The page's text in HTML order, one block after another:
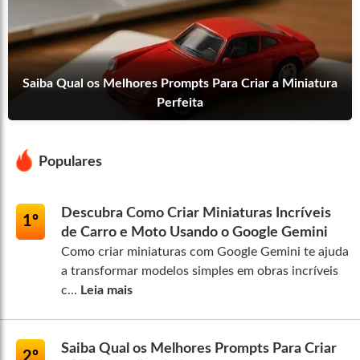
Saiba Qual os Melhores Prompts Para Criar a Miniatura
Perfeita
Populares
1º
Descubra Como Criar Miniaturas Incríveis
de Carro e Moto Usando o Google Gemini
Como criar miniaturas com Google Gemini te ajuda
a transformar modelos simples em obras incríveis
c... Leia mais
Saiba Qual os Melhores Prompts Para Criar